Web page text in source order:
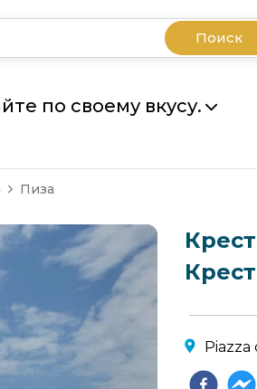
Поиск
по своему вкусу.
Пиза
Piazza